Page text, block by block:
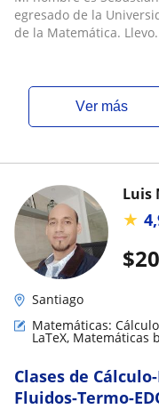
Preparación PAES
egresado de la
de la Matemática.
ver más
$
Luis
★
Santiago
Matemáticas:
LaTeX, Matemáticas
Clases de
Fluidos-Termo-